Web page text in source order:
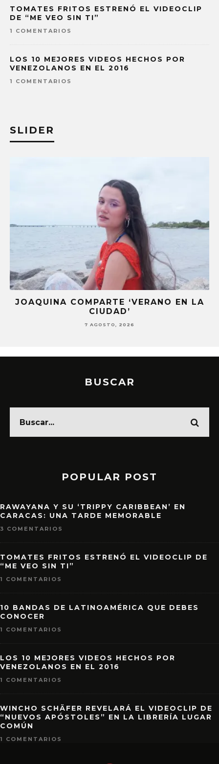
TOMATES FRITOS ESTRENÓ EL VIDEOCLIP
DE “ME VEO SIN TI”
1 COMENTARIOS
LOS 10 MEJORES VIDEOS HECHOS POR
VENEZOLANOS EN EL 2016
1 COMENTARIOS
SLIDER
LA
STRAY KIDS PUBLICA EL EP ‘THIS &
THAT’
7 AGOSTO, 2026
BUSCAR
POPULAR POST
RAWAYANA Y SU ‘TRIPPY CARIBBEAN’ EN
CARACAS: UNA TARDE MEMORABLE
3 COMENTARIOS
TOMATES FRITOS ESTRENÓ EL VIDEOCLIP DE
“ME VEO SIN TI”
1 COMENTARIOS
10 BANDAS DE LATINOAMÉRICA QUE DEBES
CONOCER
1 COMENTARIOS
LOS 10 MEJORES VIDEOS HECHOS POR
VENEZOLANOS EN EL 2016
1 COMENTARIOS
WINCHO SCHÄFER REVELARÁ EL VIDEOCLIP DE
“NUEVOS APÓSTOLES” EN LA LIBRERÍA LUGAR
COMÚN
1 COMENTARIOS